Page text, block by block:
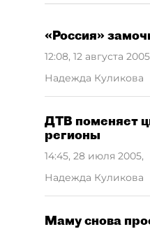
«Россия»
12:08, 12 августа 2005
Надежда Куликова
ДТВ поменяет
регионы
14:45, 28 июля 2005,
Надежда Куликова
Маму снова